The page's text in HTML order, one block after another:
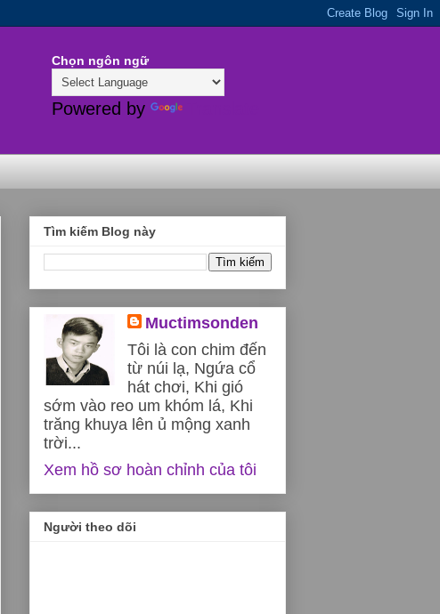
Chọn ngôn ngữ
Powered by
Tìm kiếm Blog này
Muctimsonden
Tôi là con chim đến
từ núi lạ, Ngứa cổ
hát chơi, Khi gió
sớm vào reo um khóm lá, Khi
trăng khuya lên ủ mộng xanh
trời...
Xem hồ sơ hoàn chỉnh của tôi
Người theo dõi